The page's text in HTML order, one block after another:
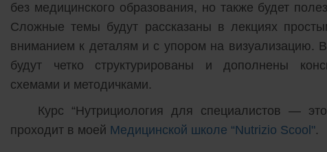
без медицинского образования, но также будет
Сложные темы будут рассказаны в лекциях
вниманием к деталям и с упором на визуализацию.
будут четко структурированы и дополнены
схемами и методичками.
Курс “Нутрициология для специалистов —
проходит в моей Медицинской школе “Nutrizio Scool".